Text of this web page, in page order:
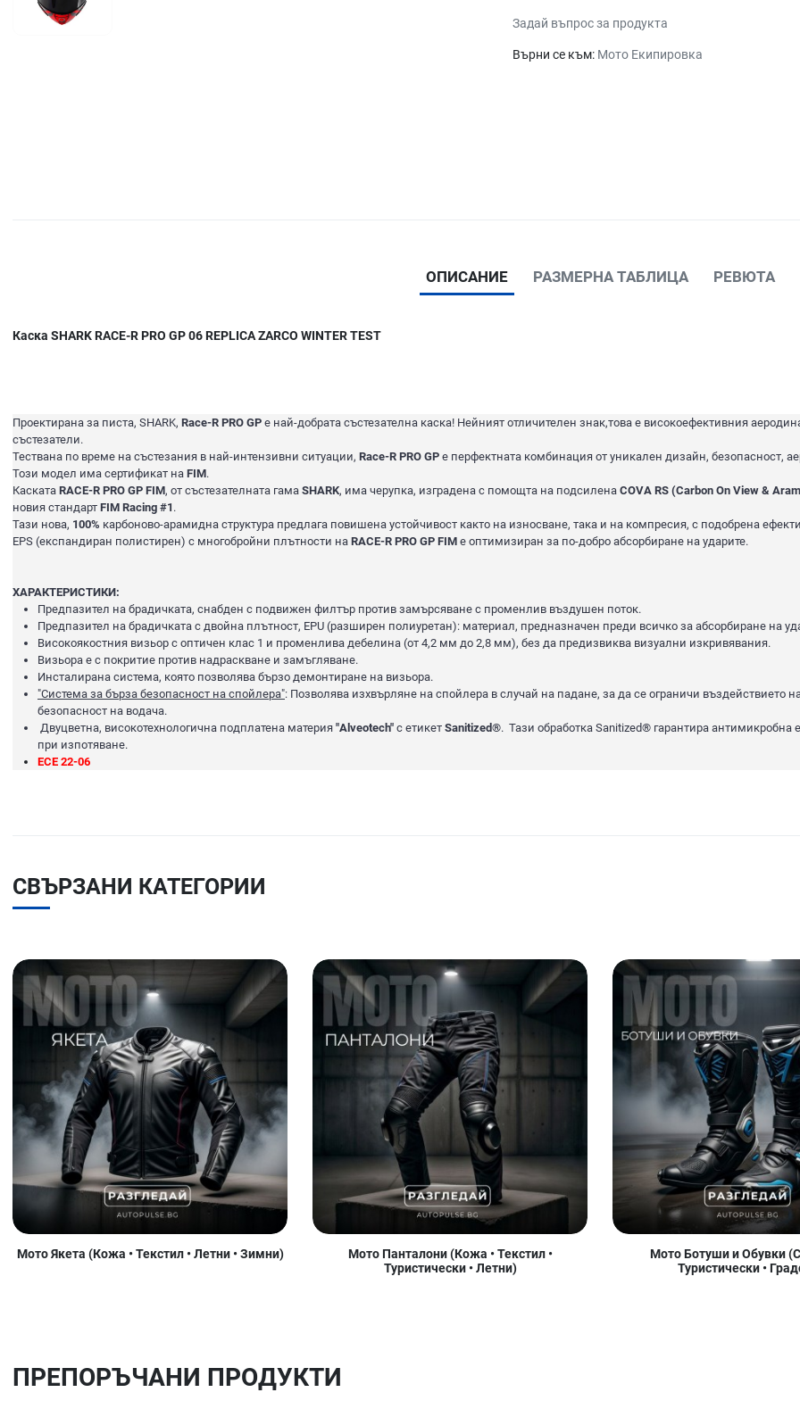
Задай въпрос за продукта
Върни се към: Мото Екипировка
ОПИСАНИЕ РАЗМЕРНА ТАБЛИЦА РЕВЮТА
Каска SHARK RACE-R PRO GP 06 REPLICA ZARCO WINTER TEST
Проектирана за писта, SHARK, Race-R PRO GP е най-добрата състезателна каска! Нейният отличителен знак,това е високоефективния
състезатели.
Тествана по време на състезания в най-интензивни ситуации, Race-R PRO GP е перфектната комбинация от уникален дизайн, безопасност,
Този модел има сертификат на FIM.
Каската RACE-R PRO GP FIM, от състезателната гама SHARK, има черупка, изградена с помощта на подсилена COVA RS (Carbon On View &
новия стандарт FIM Racing #1 .
Тази нова, 100% карбоново-арамидна структура предлага повишена устойчивост както на износване, така и на компресия, с подобрена
EPS (експандиран полистирен) с многобройни плътности на RACE-R PRO GP FIM е оптимизиран за по-добро абсорбиране на ударите.
ХАРАКТЕРИСТИКИ:
Предпазител на брадичката, снабден с подвижен филтър против замърсяване с променлив въздушен поток.
Предпазител на брадичката с двойна плътност, EPU (разширен полиуретан): материал, предназначен преди всичко за абсорбиране на
Високоякостния визьор с оптичен клас 1 и променлива дебелина (от 4,2 мм до 2,8 мм), без да предизвиква визуални изкривявания.
Визьора е с покритие против надраскване и замъгляване.
Инсталирана система, която позволява бързо демонтиране на визьора.
"Система за бърза безопасност на спойлера": Позволява изхвърляне на спойлера в случай на падане, за да се ограничи въздействието
безопасност на водача.
Двуцветна, високотехнологична подплатена материя "Alveotech" с етикет Sanitized®. Тази обработка Sanitized® гарантира антимикробна
при изпотяване.
ECE 22-06
СВЪРЗАНИ КАТЕГОРИИ
Мото Якета (Кожа • Текстил • Летни • Зимни)
Мото Панталони (Кожа • Текстил •
Туристически • Летни)
Мото Ботуши и Обувки
Туристически •
ПРЕПОРЪЧАНИ ПРОДУКТИ